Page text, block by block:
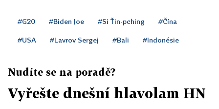
#G20 #Biden Joe #Si Ťin-pching #Čína
#USA #Lavrov Sergej #Bali #Indonésie
Nudíte se na poradě?
Vyřešte dnešní hlavolam HN